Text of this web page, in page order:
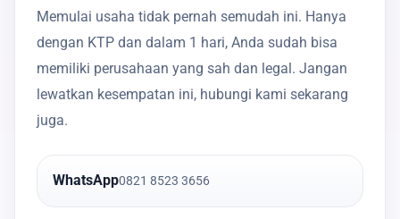
Memulai usaha tidak pernah semudah ini. Hanya
dengan KTP dan dalam 1 hari, Anda sudah bisa
memiliki perusahaan yang sah dan legal. Jangan
lewatkan kesempatan ini, hubungi kami sekarang
juga.
WhatsApp0821 8523 3656